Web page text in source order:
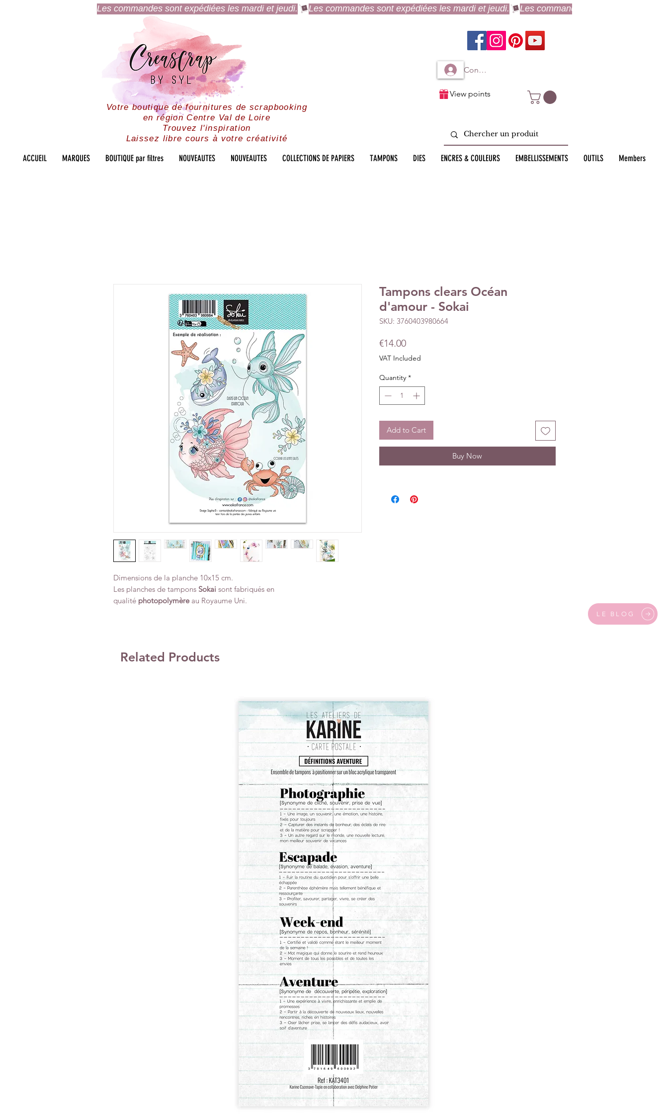
Les commandes sont expédiées les mardi et jeudi.
Votre boutique de fournitures de scrapbooking
en région Centre Val de Loire
Trouvez l'inspiration
Laissez libre cours à votre créativité
Connexion à mon compte
View points
ACCUEIL MARQUES BOUTIQUE par filtres NOUVEAUTES NOUVEAUTES COLLECTIONS DE PAPIERS TAMPONS DIES ENCRES & COULEURS EMBELLISSEMENTS OUTILS Members
LE BLOG
Dimensions de la planche 10x15 cm.
Les planches de tampons Sokai sont fabriqués en
qualité photopolymère au Royaume Uni.
Tampons clears Océan
d'amour - Sokai
SKU: 3760403980664
€14.00Price
VAT Included
Quantity *
Add to Cart
Buy Now
Related Products